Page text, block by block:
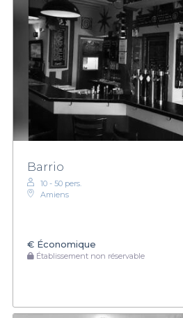
Barrio
10 - 50 pers.
Amiens
€ Économique
Établissement non réservable